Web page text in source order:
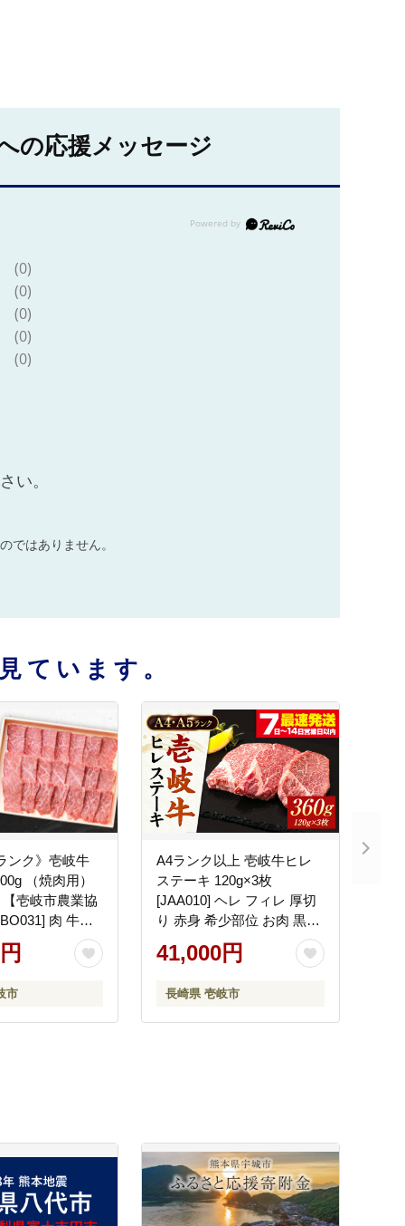
の応援メッセージ
(0)
(0)
(0)
(0)
(0)
い。
ではありません。
ています。
ンク》壱岐牛
（焼肉用）
【壱岐市農業協
肉 牛肉
肉 赤身 BBQ
プレゼント
市
A4ランク以上 壱岐牛ヒレ
ステーキ 120g×3枚
[JAA010] ヘレ フィレ 厚切
り 赤身 希少部位 お肉 黒毛
和牛 41000 41000円
41,000円
長崎県 壱岐市